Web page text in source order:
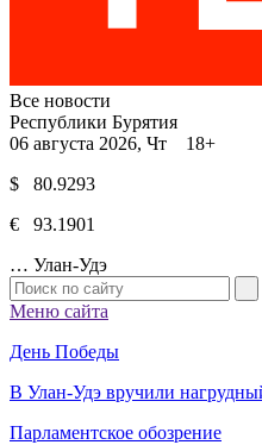
Все новости
Республики Бурятия
06 августа 2026, Чт 18+
$ 80.9293
€ 93.1901
… Улан-Удэ
Меню сайта
День Победы
В Улан-Удэ вручили
Парламентское обозрение